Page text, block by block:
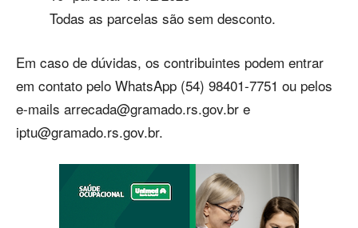
Todas as parcelas são sem desconto.
Em caso de dúvidas, os contribuintes podem entrar
em contato pelo WhatsApp (54) 98401-7751 ou pelos
e-mails arrecada@gramado.rs.gov.br e
iptu@gramado.rs.gov.br.